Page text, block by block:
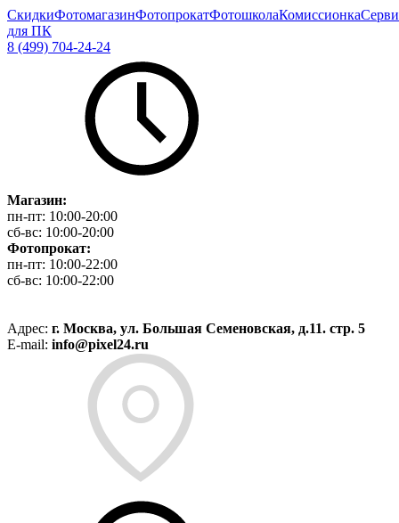
СкидкиФотомагазинФотопрокатФотошколаКомиссионка
для ПК
8 (499) 704-24-24
Магазин:
пн-пт: 10:00-20:00
сб-вс: 10:00-20:00
Фотопрокат:
пн-пт: 10:00-22:00
сб-вс: 10:00-22:00
Адрес: г. Москва, ул. Большая Семеновская, д.11. стр. 5
E-mail: info@pixel24.ru